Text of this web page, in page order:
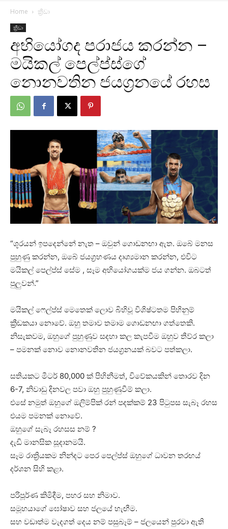
Home ක්‍රීඩා
ක්‍රීඩා
අභියෝගද පරාජය කරන්න –
මයිකල් පෙල්ප්ස්ගේ
නොනවතින ජයග්‍රනයේ රහස
“ශූරයන් ඉපදෙන්නේ නැත – ඔවුන් ගොඩනඟා ඇත. ඔබේ මනස
පුහුණු කරන්න, ඔබේ ජයග්‍රහණය දෘශ්‍යමාන කරන්න, එවිට
මයිකල් පෙල්ප්ස් සේම , සෑම අභියෝගයක්ම ජය ගන්න. ඔබටත්
පුලුවන්.”
මයිකල් ෆෙල්ප්ස් මෙතෙක් ලොව බිහිවූ විශිෂ්ටතම පිහිනුම්
ක්‍රීඩකයා නොවේ. ඔහු තමාව තමාම ගොඩනඟා ගත්තෙකි.
නිසැකවම, ඔහුගේ පුහුණුව සදහා කල කැපවීම ඔහුව තීව්ර කලා
– පමනක් නොව නොනවතින ජයග්‍රනයක් බවට පත්කලා.
සතියකට මීටර් 80,000 ක් පිහිනීමත්, විවේකයකින් තොරව දින
6-7, නිවාඩු දිනවල පවා ඔහු පුහුණුවීම් කලා.
එසේ නමුත් ඔහුගේ ඔලිම්පික් රන් පදක්කම් 23 පිටුපස සැබෑ රහස
එයම පමනක් නොවේ.
ඔහුගේ සැබෑ රහසස නම් ?
දැඩි මානසික සූදානමයි.
සෑම රාත්‍රියකම නින්දට පෙර පෙල්ප්ස් ඔහුගේ ධාවන තරඟය්
දර්ශන සිහි කළා.
පරිපූර්ණ කිමිදීම, පහර සහ නිමාව.
සමූහයාගේ ඝෝෂාව සහ ජලයේ හැඟීම.
සහ වඩාත්ම වැදගත් දෙය නම් පසුබෑම් – ජලයෙන් පුරවා ඇති